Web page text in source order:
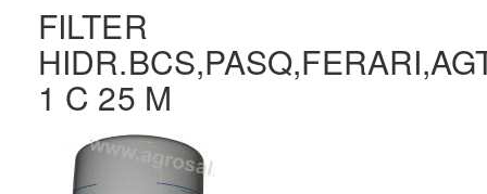
FILTER
1 C 25 M